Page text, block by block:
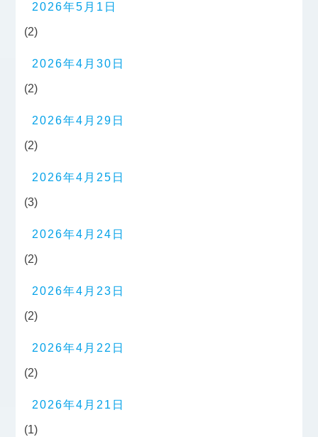
2026年5月1日
(2)
2026年4月30日
(2)
2026年4月29日
(2)
2026年4月25日
(3)
2026年4月24日
(2)
2026年4月23日
(2)
2026年4月22日
(2)
2026年4月21日
(1)